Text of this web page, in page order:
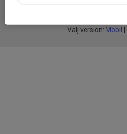
Välj version: Mobil